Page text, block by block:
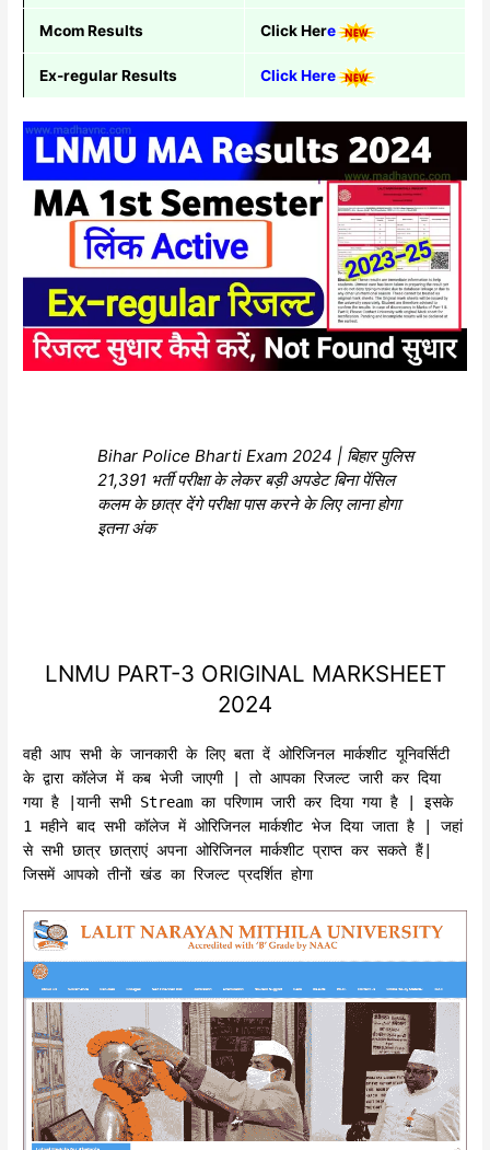
Mcom Results Click Here
Ex-regular Results Click Here
Bihar Police Bharti Exam 2024 | बिहार पुलिस
21,391 भर्ती परीक्षा के लेकर बड़ी अपडेट बिना पेंसिल
कलम के छात्र देंगे परीक्षा पास करने के लिए लाना होगा
इतना अंक
LNMU PART-3 ORIGINAL MARKSHEET
2024
वही आप सभी के जानकारी के लिए बता दें ओरिजिनल मार्कशीट यूनिवर्सिटी
के द्वारा कॉलेज में कब भेजी जाएगी | तो आपका रिजल्ट जारी कर दिया
गया है |यानी सभी Stream का परिणाम जारी कर दिया गया है | इसके
1 महीने बाद सभी कॉलेज में ओरिजिनल मार्कशीट भेज दिया जाता है | जहां
से सभी छात्र छात्राएं अपना ओरिजिनल मार्कशीट प्राप्त कर सकते हैं|
जिसमें आपको तीनों खंड का रिजल्ट प्रदर्शित होगा